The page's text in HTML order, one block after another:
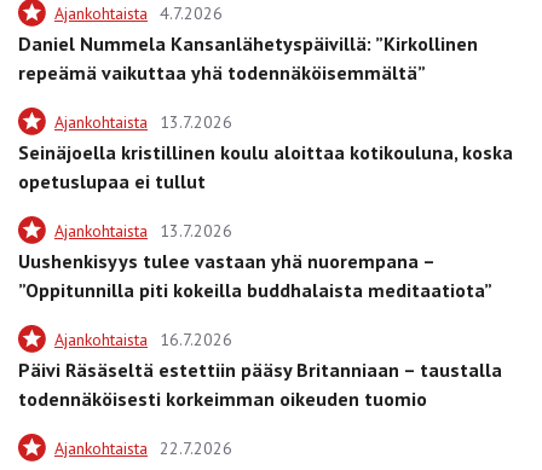
Ajankohtaista 4.7.2026
Daniel Nummela Kansanlähetyspäivillä: ”Kirkollinen
repeämä vaikuttaa yhä todennäköisemmältä”
Ajankohtaista 13.7.2026
Seinäjoella kristillinen koulu aloittaa kotikouluna, koska
opetuslupaa ei tullut
Ajankohtaista 13.7.2026
Uushenkisyys tulee vastaan yhä nuorempana –
”Oppitunnilla piti kokeilla buddhalaista meditaatiota”
Ajankohtaista 16.7.2026
Päivi Räsäseltä estettiin pääsy Britanniaan – taustalla
todennäköisesti korkeimman oikeuden tuomio
Ajankohtaista 22.7.2026